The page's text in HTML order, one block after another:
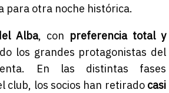
para otra noche histórica.
Alba, con preferencia total y
los grandes protagonistas del
En las distintas fases
club, los socios han retirado casi